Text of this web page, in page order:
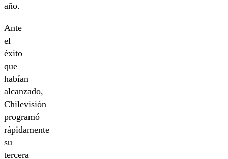
año.
Ante
el
éxito
que
habían
alcanzado,
Chilevisión
programó
rápidamente
su
tercera